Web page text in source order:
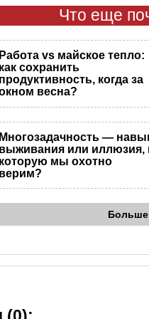
Что еще
Работа vs майское тепло:
как сохранить
продуктивность, когда за
весна?
Многозадачность —
выживания или иллюзия,
которую мы охотно
верим?